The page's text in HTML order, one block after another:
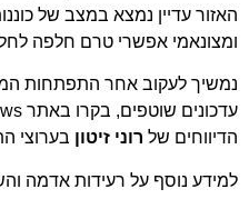
האזור עדיין נמצא במצב של
ומצונאמי אפשרי טרם חלפה
נמשיך לעקוב אחר התפתחות
עדכונים שוטפים, בקרו באתר
הדיווחים של רוני זיטון בערוצי
למידע נוסף על רעידות אדמה